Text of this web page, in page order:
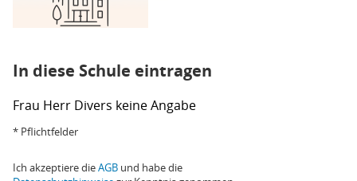
In diese Schule eintragen
Frau Herr Divers keine Angabe
* Pflichtfelder
Ich akzeptiere dieAGB und habe die